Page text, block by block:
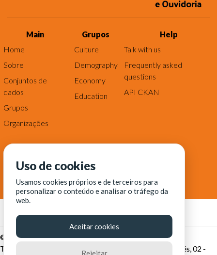
Main
Home
Sobre
Conjuntos de
dados
Grupos
Organizações
Grupos
Culture
Demography
Economy
Education
Help
Talk with us
Frequently asked
questions
API CKAN
© Fortaleza Digital || CITINOVA - Fundação de Ciência,
Tecnologia e Inovação de Fortaleza - Rua dos Tremembés, 02 -
Uso de cookies
Usamos cookies próprios e de terceiros para
personalizar o conteúdo e analisar o tráfego da
web.
Aceitar cookies
Rejeitar